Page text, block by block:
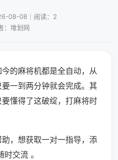
08-08｜阅读：2
：堆划网
的麻将机都是全自动，从
一到两分钟就会完成。其
懂得了这破绽，打麻将时
，想获取一对一指导，添
交流 。